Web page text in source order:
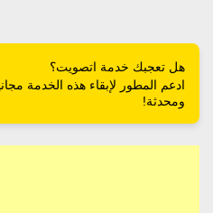
هل تعجبك خدمة اتصويت؟
ادعم المطور لإبقاء هذه الخدمة
ومحدثة!